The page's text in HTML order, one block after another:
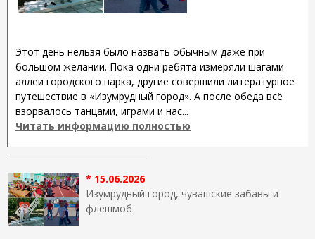
Этот день нельзя было назвать обычным даже при
большом желании. Пока одни ребята измеряли шагами
аллеи городского парка, другие совершили литературное
путешествие в «Изумрудный город». А после обеда всё
взорвалось танцами, играми и нас...
Читать информацию полностью
* 15.06.2026
Изумрудный город, чувашские забавы и
флешмоб